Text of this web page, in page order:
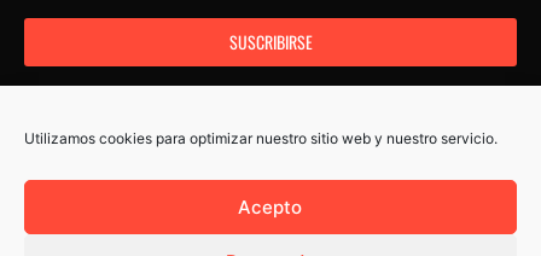
Utilizamos cookies para optimizar nuestro sitio web y nuestro servicio.
Acepto
SUSCRIBIRSE
Copyright © Cos Academy. Todos los derechos reservados.